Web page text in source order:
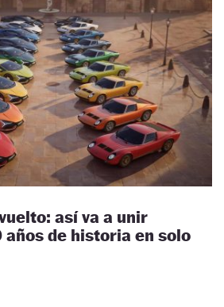
así va a unir
de historia en solo